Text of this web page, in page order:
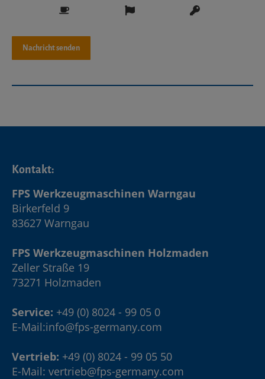
Kontakt:
FPS Werkzeugmaschinen Warngau
Birkerfeld 9
83627 Warngau
FPS Werkzeugmaschinen Holzmaden
Zeller Straße 19
73271 Holzmaden
Service: +49 (0) 8024 - 99 05 0
E-Mail:info@fps-germany.com
Vertrieb: +49 (0) 8024 - 99 05 50
E-Mail: vertrieb@fps-germany.com